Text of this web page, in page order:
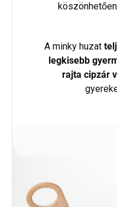
köszönhetően
A minky huzat
legkisebb
rajta cipzár